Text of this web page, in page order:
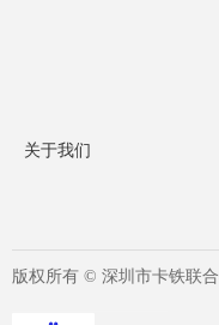
关于我们
版权所有 © 深圳市卡铁联